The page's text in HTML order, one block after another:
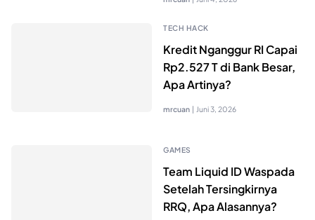
TECH HACK
Kredit Nganggur RI Capai
Rp2.527 T di Bank Besar,
Apa Artinya?
mrcuan | Juni 3, 2026
GAMES
Team Liquid ID Waspada
Setelah Tersingkirnya
RRQ, Apa Alasannya?